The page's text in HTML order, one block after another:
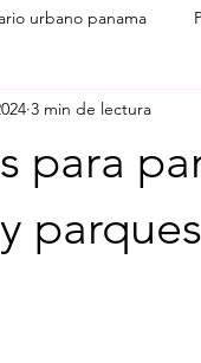
urbano panama
Playground
para
3 min de lectura